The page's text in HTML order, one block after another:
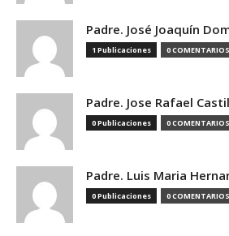
Padre. José Joaquín
1 Publicaciones 0 COMENTARIOS
Padre. Jose Rafael
0 Publicaciones 0 COMENTARIOS
Padre. Luis Maria
0 Publicaciones 0 COMENTARIOS